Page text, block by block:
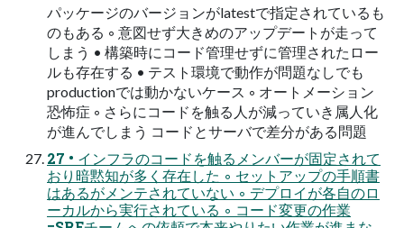
パッケージのバージョンがlatestで指定されているも
のもある ◦ 意図せず大きめのアップデートが走って
しまう • 構築時にコード管理せずに管理されたロー
ルも存在する • テスト環境で動作が問題なしでも
productionでは動かないケース ◦ オートメーション
恐怖症 ◦ さらにコードを触る人が減っていき属人化
が進んでしまう コードとサーバで差分がある問題
27 • インフラのコードを触るメンバーが固定されて
おり暗黙知が多く存在した ◦ セットアップの手順書
はあるがメンテされていない ◦ デプロイが各自のロ
ーカルから実行されている ◦ コード変更の作業